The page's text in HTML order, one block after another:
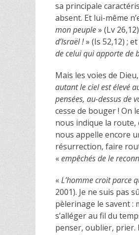
sa principale
absent. Et lui-même
mon peuple» (Lv
d’Israël !» (Is 52,12) ;
de celui qui apporte de
Mais les voies de
autant le ciel est élevé
pensées, au-dessus de
cesse de bouger ! On
nous indique la route,
nous appelle encore
résurrection, faire
«empêchés de le
«L’homme croit parce
2001). Je ne suis pas
pèlerinage le savent :
s’alléger au fil du
penser, oublier, prier.